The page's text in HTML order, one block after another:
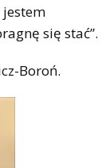
jestem
się stać”.
Boroń.